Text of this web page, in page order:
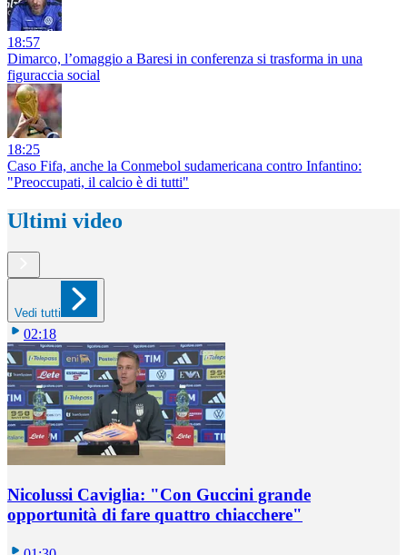
18:57
Dimarco, l’omaggio a Baresi in conferenza si trasforma in una
figuraccia social
18:25
Caso Fifa, anche la Conmebol sudamericana contro Infantino:
"Preoccupati, il calcio è di tutti"
Ultimi video
Vedi tutti
02:18
Nicolussi Caviglia: "Con Guccini grande
opportunità di fare quattro chiacchere"